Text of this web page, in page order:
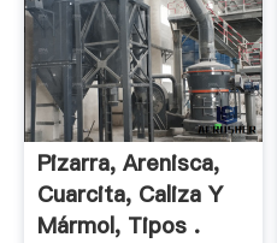
Pizarra, Arenisca,
Cuarcita, Caliza Y
Mármol, Tipos .